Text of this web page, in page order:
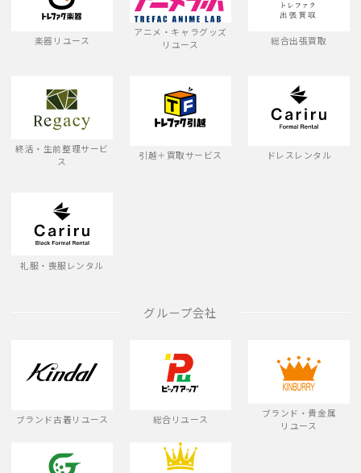
楽器リユース
アニメ・キャラグッズ
リユース
総合出張買取
終活・生前整理サービ
ス
引越＋買取サービス ドレスレンタル
礼服・喪服レンタル
グループ会社
ブランド古着リユース 総合リユース
ブランド・貴金属
リユース